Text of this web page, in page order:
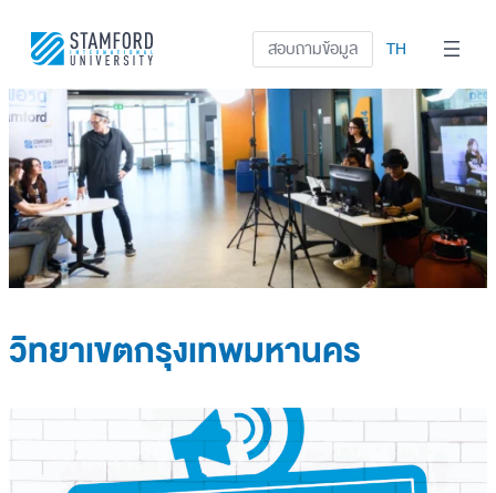
สอบถามข้อมูล TH
วิทยาเขตกรุงเทพมหานคร